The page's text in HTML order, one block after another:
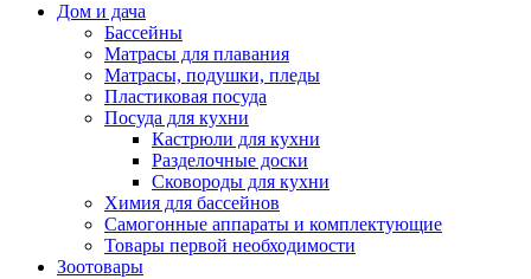
Дом и дача
Бассейны
Матрасы для плавания
Матрасы, подушки, пледы
Пластиковая посуда
Посуда для кухни
Кастрюли для кухни
Разделочные доски
Сковороды для кухни
Химия для бассейнов
Самогонные аппараты и комплектующие
Товары первой необходимости
Зоотовары